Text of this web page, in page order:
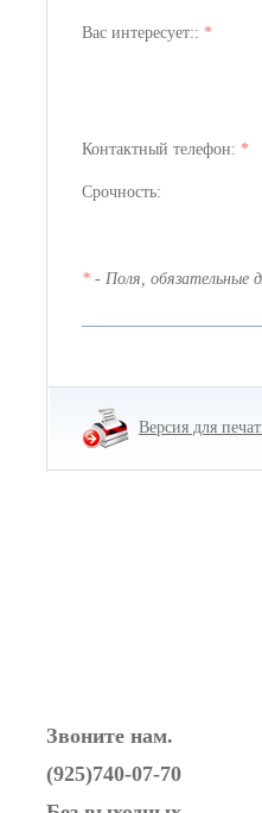
Вас интересует:: *
Контактный телефон: *
Срочность:
* - Поля, обязательные
Версия для
Звоните нам.
(925)740-07-70